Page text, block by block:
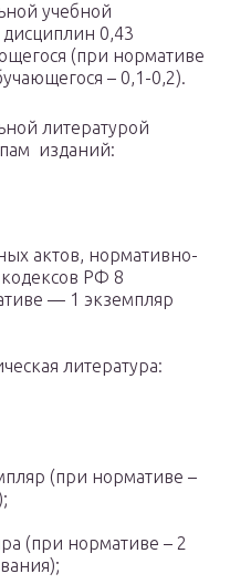
учебной
0,43
(при нормативе
– 0,1-0,2).
литературой
изданий:
актов, нормативно-
РФ 8
— 1 экземпляр
литература:
(при нормативе –
(при нормативе – 2